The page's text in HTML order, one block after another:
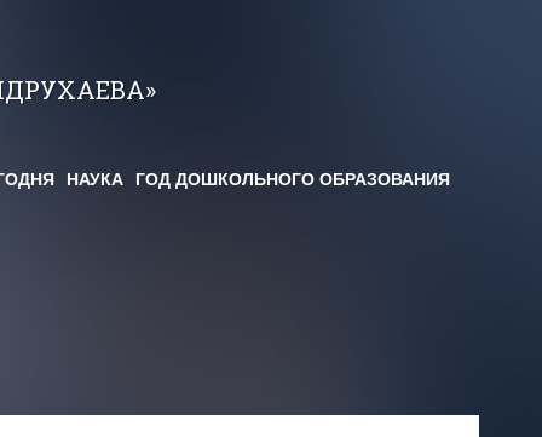
НАУКА ГОД ДОШКОЛЬНОГО ОБРАЗОВАНИЯ